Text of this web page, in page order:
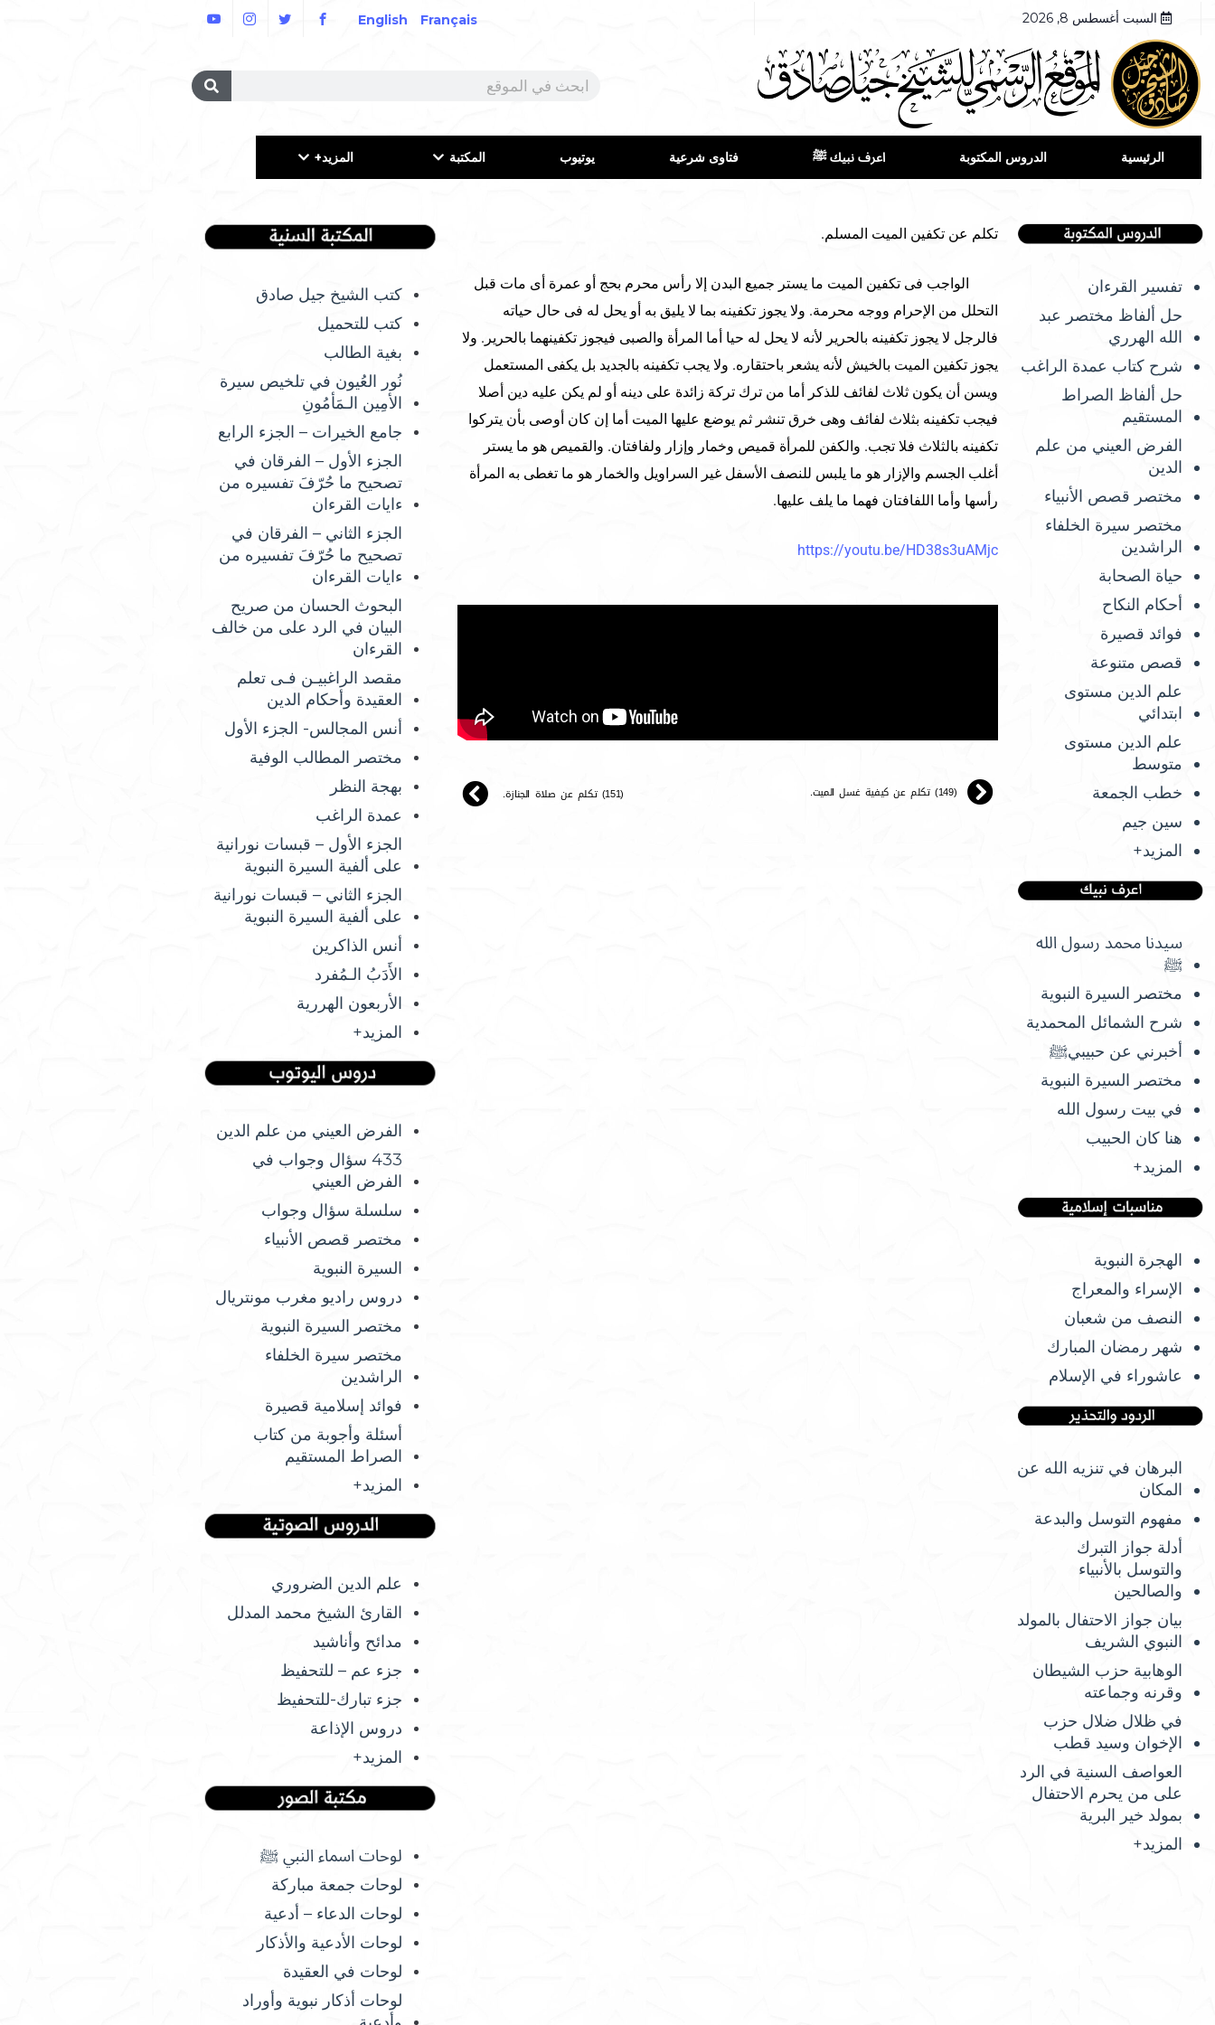
السبت أغسطس 8, 2026 Français
English
الرئيسية الدروس المكتوبة اعرف نبيك ﷺ فتاوى شرعية يوتيوب المكتبة المزيد+
تفسير القرءان
حل ألفاظ مختصر عبد
الله الهرري
شرح كتاب عمدة الراغب
حل ألفاظ الصراط
المستقيم
الفرض العيني من علم
الدين
مختصر قصص الأنبياء
مختصر سيرة الخلفاء
الراشدين
حياة الصحابة
أحكام النكاح
فوائد قصيرة
قصص متنوعة
علم الدين مستوى
ابتدائي
علم الدين مستوى
متوسط
خطب الجمعة
سين جيم
المزيد+
سيدنا محمد رسول الله
ﷺ
مختصر السيرة النبوية
شرح الشمائل المحمدية
أخبرني عن حبيبيﷺ
مختصر السيرة النبوية
في بيت رسول الله
هنا كان الحبيب
المزيد+
الهجرة النبوية
الإسراء والمعراج
النصف من شعبان
شهر رمضان المبارك
عاشوراء في الإسلام
البرهان في تنزيه الله عن
المكان
مفهوم التوسل والبدعة
أدلة جواز التبرك
والتوسل بالأنبياء
والصالحين
بيان جواز الاحتفال بالمولد
النبوي الشريف
الوهابية حزب الشيطان
وقرنه وجماعته
في ظلال ضلال حزب
الإخوان وسيد قطب
العواصف السنية في الرد
على من يحرم الاحتفال
بمولد خير البرية
المزيد+
تكلم عن تكفين الميت المسلم.
الواجب فى تكفين الميت ما يستر جميع البدن إلا رأس محرم بحج أو عمرة أى مات قبل
التحلل من الإحرام ووجه محرمة. ولا يجوز تكفينه بما لا يليق به أو يحل له فى حال حياته
فالرجل لا يجوز تكفينه بالحرير لأنه لا يحل له حيا أما المرأة والصبى فيجوز تكفينهما بالحرير. ولا
يجوز تكفين الميت بالخيش لأنه يشعر باحتقاره. ولا يجب تكفينه بالجديد بل يكفى المستعمل
ويسن أن يكون ثلاث لفائف للذكر أما من ترك تركة زائدة على دينه أو لم يكن عليه دين أصلا
فيجب تكفينه بثلاث لفائف وهى خرق تنشر ثم يوضع عليها الميت أما إن كان أوصى بأن يتركوا
تكفينه بالثلاث فلا تجب. والكفن للمرأة قميص وخمار وإزار ولفافتان. والقميص هو ما يستر
أغلب الجسم والإزار هو ما يلبس للنصف الأسفل غير السراويل والخمار هو ما تغطى به المرأة
رأسها وأما اللفافتان فهما ما يلف عليها.
https://youtu.be/HD38s3uAMjc
(149) تكلم عن كيفية غسل الميت. (151) تكلم عن صلاة الجنازة.
كتب الشيخ جيل صادق
كتب للتحميل
بغية الطالب
نُور العُيون في تلخيص سيرة
الأمِين الـمَأمُونِ
جامع الخيرات – الجزء الرابع
الجزء الأول – الفرقان في
تصحيح ما حُرّفَ تفسيره من
ءايات القرءان
الجزء الثاني – الفرقان في
تصحيح ما حُرّفَ تفسيره من
ءايات القرءان
البحوث الحسان من صريح
البيان في الرد على من خالف
القرءان
مقصد الراغبيـن فـى تعلم
العقيدة وأحكام الدين
أنس المجالس- الجزء الأول
مختصر المطالب الوفية
بهجة النظر
عمدة الراغب
الجزء الأول – قبسات نورانية
على ألفية السيرة النبوية
الجزء الثاني – قبسات نورانية
على ألفية السيرة النبوية
أنس الذاكرين
الأَدَبُ الـمُفرد
الأربعون الهررية
المزيد+
الفرض العيني من علم الدين
433 سؤال وجواب في
الفرض العيني
سلسلة سؤال وجواب
مختصر قصص الأنبياء
السيرة النبوية
دروس راديو مغرب مونتريال
مختصر السيرة النبوية
مختصر سيرة الخلفاء
الراشدين
فوائد إسلامية قصيرة
أسئلة وأجوبة من كتاب
الصراط المستقيم
المزيد+
علم الدين الضروري
القارئ الشيخ محمد المدلل
مدائح وأناشيد
جزء عم – للتحفيظ
جزء تبارك-للتحفيظ
دروس الإذاعة
المزيد+
لوحات اسماء النبي ﷺ
لوحات جمعة مباركة
لوحات الدعاء – أدعية
لوحات الأدعية والأذكار
لوحات في العقيدة
لوحات أذكار نبوية وأوراد